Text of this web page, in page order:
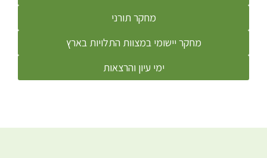
מחקר תורני
מחקר יישומי במצוות התלויות בארץ
ימי עיון והרצאות